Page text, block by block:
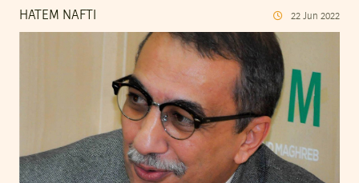
HATEM NAFTI 22 Jun 2022